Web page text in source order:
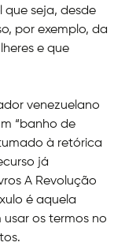
que seja, desde
por exemplo, da
e que
venezuelano
“banho de
à retórica
já
A Revolução
é aquela
os termos no